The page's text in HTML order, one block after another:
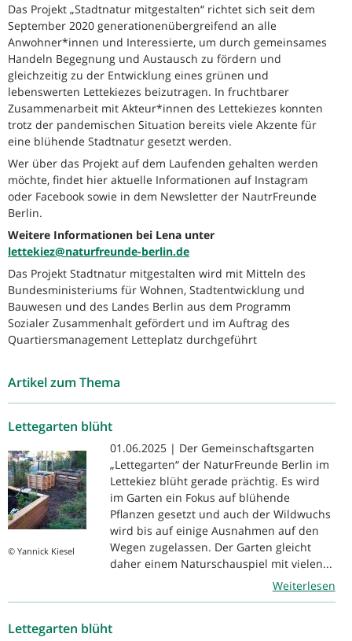
Das Projekt „Stadtnatur mitgestalten“ richtet sich seit dem
September 2020 generationenübergreifend an alle
Anwohner*innen und Interessierte, um durch gemeinsames
Handeln Begegnung und Austausch zu fördern und
gleichzeitig zu der Entwicklung eines grünen und
lebenswerten Lettekiezes beizutragen. In fruchtbarer
Zusammenarbeit mit Akteur*innen des Lettekiezes konnten
trotz der pandemischen Situation bereits viele Akzente für
eine blühende Stadtnatur gesetzt werden.
Wer über das Projekt auf dem Laufenden gehalten werden
möchte, findet hier aktuelle Informationen auf Instagram
oder Facebook sowie in dem Newsletter der NautrFreunde
Berlin.
Weitere Informationen bei Lena unter
lettekiez@naturfreunde-berlin.de
Das Projekt Stadtnatur mitgestalten wird mit Mitteln des
Bundesministeriums für Wohnen, Stadtentwicklung und
Bauwesen und des Landes Berlin aus dem Programm
Sozialer Zusammenhalt gefördert und im Auftrag des
Quartiersmanagement Letteplatz durchgeführt
Artikel zum Thema
Lettegarten blüht
© Yannick Kiesel
01.06.2025 | Der Gemeinschaftsgarten
„Lettegarten“ der NaturFreunde Berlin im
Lettekiez blüht gerade prächtig. Es wird
im Garten ein Fokus auf blühende
Pflanzen gesetzt und auch der Wildwuchs
wird bis auf einige Ausnahmen auf den
Wegen zugelassen. Der Garten gleicht
daher einem Naturschauspiel mit vielen...
Weiterlesen
Lettegarten blüht